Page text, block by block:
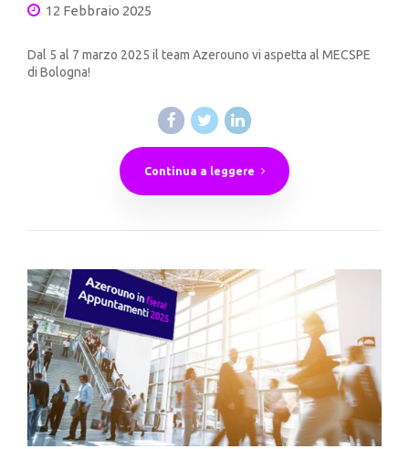
12 Febbraio 2025
Dal 5 al 7 marzo 2025 il team Azerouno vi aspetta al MECSPE
di Bologna!
Continua a leggere